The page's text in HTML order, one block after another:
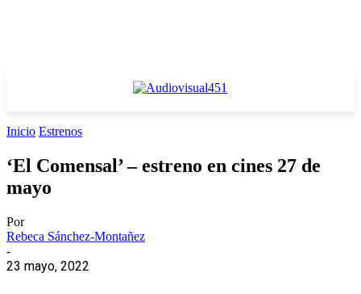
Inicio Estrenos
‘El Comensal’ – estreno en cines 27 de
mayo
Por
Rebeca Sánchez-Montañez
-
23 mayo, 2022